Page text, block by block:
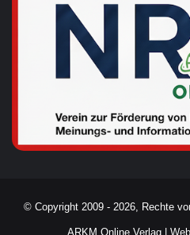
© Copyright 2009 - 2026, Rechte
ARKM Online Verlag